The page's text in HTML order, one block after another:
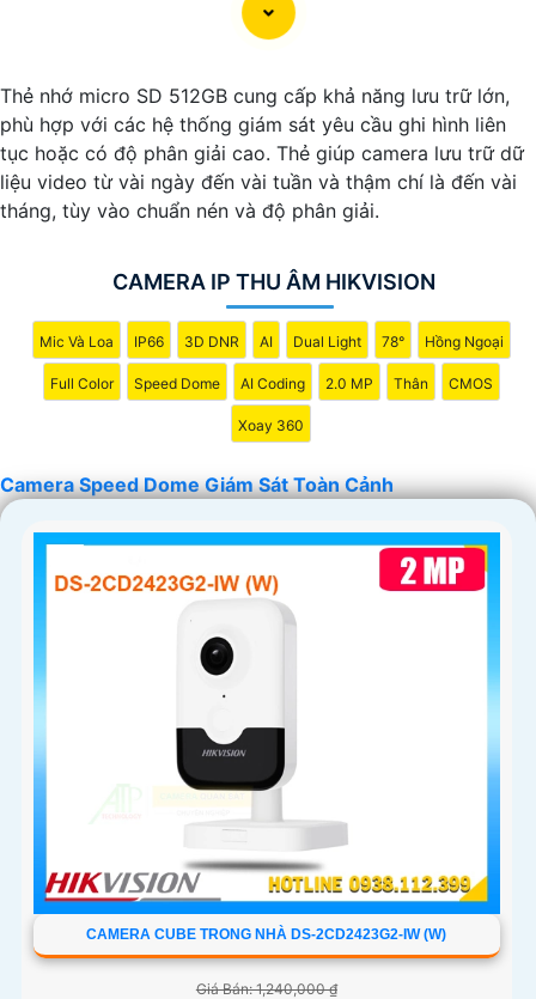
hợp nhiều tính năng thông minh như nhận diện khuôn mặt,
cảnh báo chuyển động và ghi hình chất lượng cao, giúp
thiết kế chắc chắn và khả năng hoạt động ổn định,
Camera Speed Dome Giám Sát Toàn Cảnh đáng để bạn
cân nhắc khi cần một giải pháp an ninh đáng tin cậy.
Thẻ nhớ micro SD 512GB cung cấp khả năng lưu trữ lớn,
phù hợp với các hệ thống giám sát yêu cầu ghi hình liên
tục hoặc có độ phân giải cao. Thẻ giúp camera lưu trữ dữ
liệu video từ vài ngày đến vài tuần và thậm chí là đến vài
tháng, tùy vào chuẩn nén và độ phân giải.
CAMERA IP THU ÂM HIKVISION
Mic Và Loa IP66 3D DNR AI Dual Light 78° Hồng Ngoại
Full Color Speed Dome AI Coding 2.0 MP Thân CMOS
Xoay 360
Camera Speed Dome Giám Sát Toàn Cảnh
CAMERA CUBE TRONG NHÀ DS-2CD2423G2-IW (W)
Giá Bán: 1,240,000 ₫